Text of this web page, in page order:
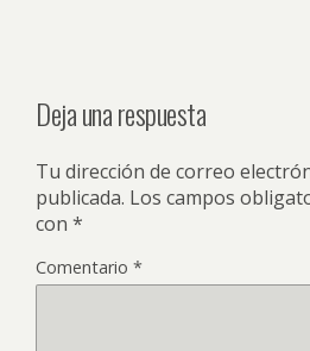
Deja una respuesta
Tu dirección de correo
publicada. Los campos
con *
Comentario *